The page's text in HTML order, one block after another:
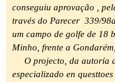
conseguiu aprovação ,
través do Parecer 339/
um campo de golfe de 18
Minho, frente a
O projecto, da autoría
especializado en